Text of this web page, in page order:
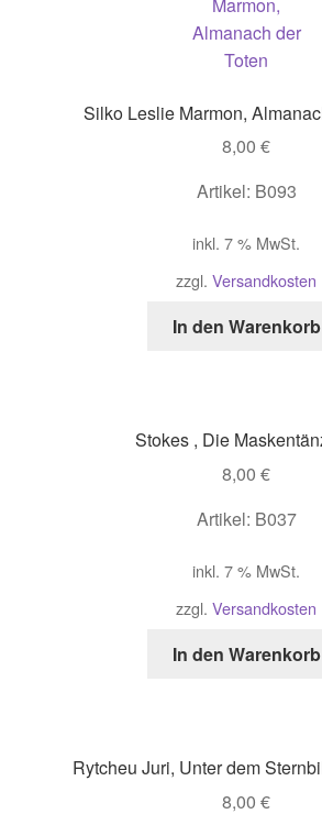
Silko Leslie Marmon,
8,00 €
Artikel: B093
inkl. 7 % MwSt.
zzgl. Versandkosten
In den Warenkorb
Stokes , Die
8,00 €
Artikel: B037
inkl. 7 % MwSt.
zzgl. Versandkosten
In den Warenkorb
Rytcheu Juri, Unter dem
8,00 €